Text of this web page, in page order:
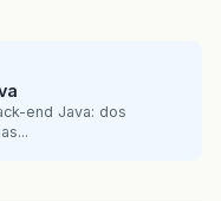
end Java: dos